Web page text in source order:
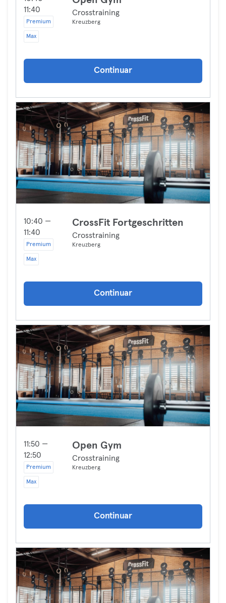
11:40
Premium
Max
Crosstraining
Kreuzberg
Continuar
10:40 —
11:40
Premium
Max
CrossFit Fortgeschritten
Crosstraining
Kreuzberg
Continuar
11:50 —
12:50
Premium
Max
Open Gym
Crosstraining
Kreuzberg
Continuar